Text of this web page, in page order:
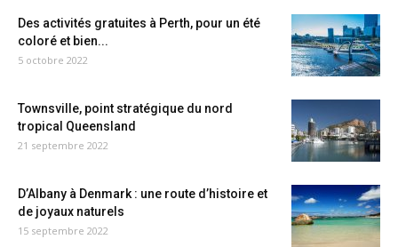
Des activités gratuites à Perth, pour un été
coloré et bien...
5 octobre 2022
Townsville, point stratégique du nord
tropical Queensland
21 septembre 2022
D’Albany à Denmark : une route d’histoire et
de joyaux naturels
15 septembre 2022